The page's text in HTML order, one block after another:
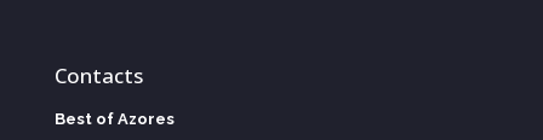
Contacts
Best of Azores